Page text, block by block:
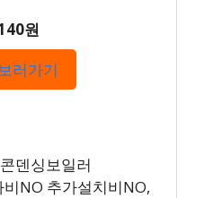
원
러가기
덴싱보일러
NO 추가설치비NO,